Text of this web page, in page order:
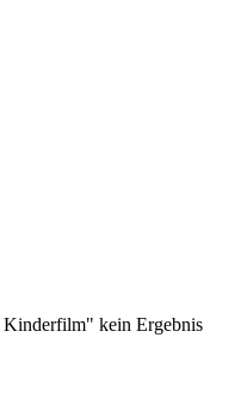
Kinderfilm" kein Ergebnis